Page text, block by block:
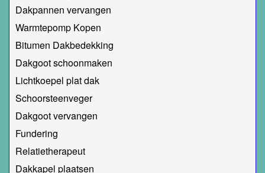
Dakpannen vervangen
Warmtepomp Kopen
Bitumen Dakbedekking
Dakgoot schoonmaken
Lichtkoepel plat dak
Schoorsteenveger
Dakgoot vervangen
Fundering
Relatietherapeut
Dakkapel plaatsen